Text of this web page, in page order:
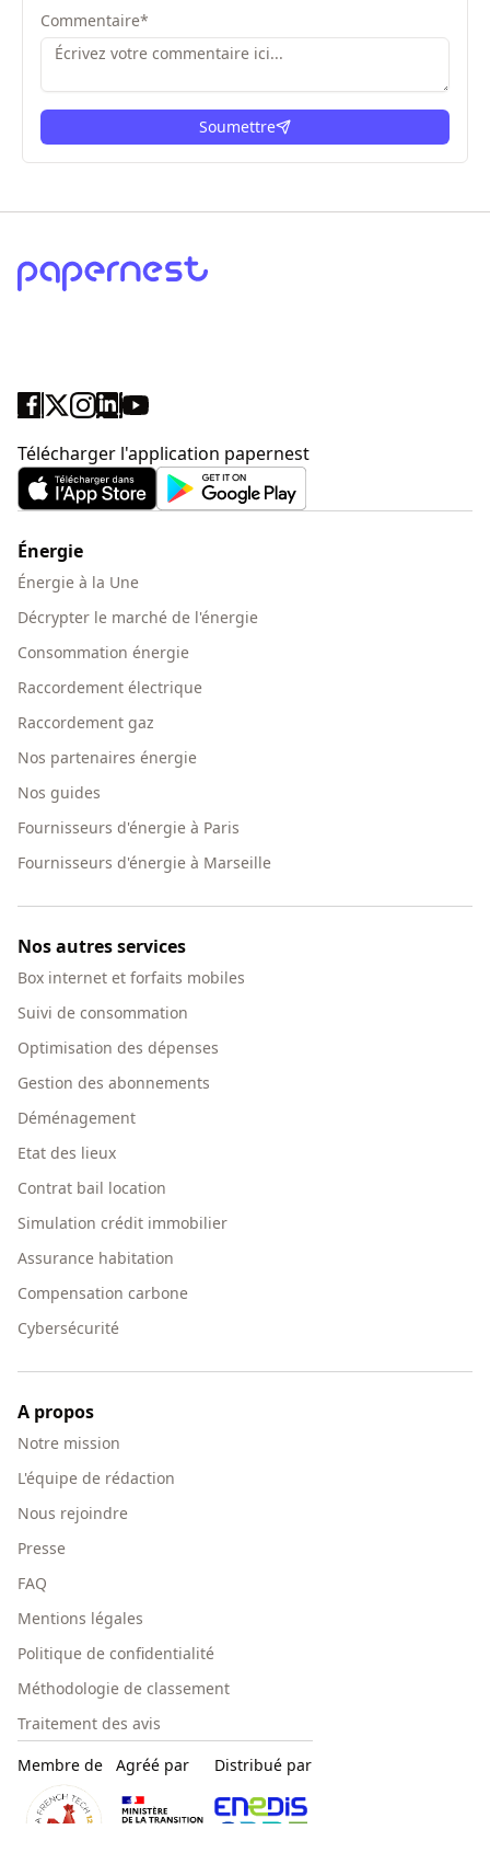
Commentaire*
Soumettre
Télécharger l'application papernest
Énergie
Énergie à la Une
Décrypter le marché de l'énergie
Consommation énergie
Raccordement électrique
Raccordement gaz
Nos partenaires énergie
Nos guides
Fournisseurs d'énergie à Paris
Fournisseurs d'énergie à Marseille
Nos autres services
Box internet et forfaits mobiles
Suivi de consommation
Optimisation des dépenses
Gestion des abonnements
Déménagement
Etat des lieux
Contrat bail location
Simulation crédit immobilier
Assurance habitation
Compensation carbone
Cybersécurité
A propos
Notre mission
L'équipe de rédaction
Nous rejoindre
Presse
FAQ
Mentions légales
Politique de confidentialité
Méthodologie de classement
Traitement des avis
Membre de
Agréé par Distribué par